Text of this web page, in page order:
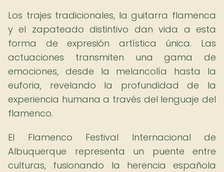
Los trajes tradicionales, la guitarra flamenca
y el zapateado distintivo dan vida a esta
forma de expresión artística única. Las
actuaciones transmiten una gama de
emociones, desde la melancolía hasta la
euforia, revelando la profundidad de la
experiencia humana a través del lenguaje del
flamenco.
El Flamenco Festival Internacional de
Albuquerque representa un puente entre
culturas, fusionando la herencia española